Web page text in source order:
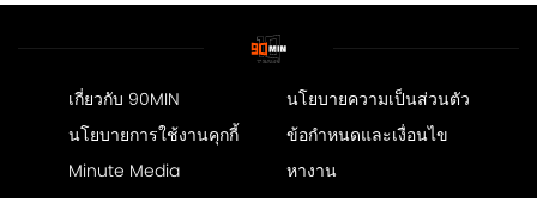
เกี่ยวกับ 90MIN
นโยบายความเป็นส่วนตัว
นโยบายการใช้งานคุกกี้
ข้อกำหนดและเงื่อนไข
Minute Media
หางาน